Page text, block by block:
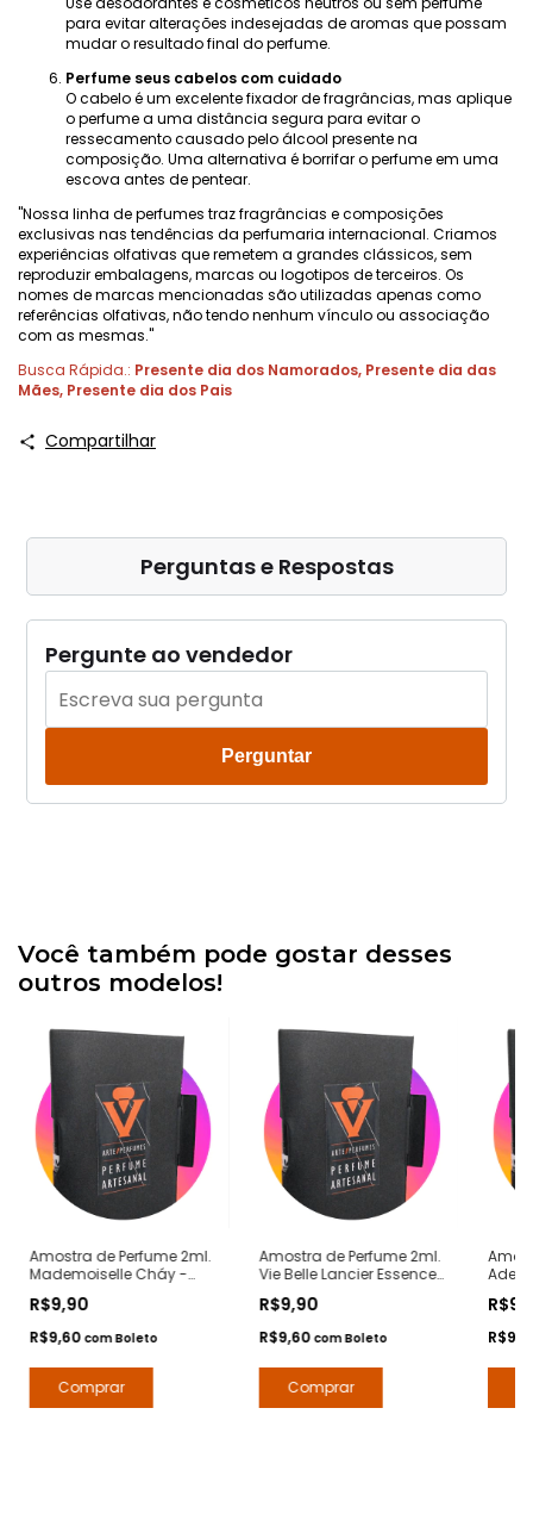
para evitar alterações indesejadas de aromas que possam
mudar o resultado final do perfume.
Perfume seus cabelos com cuidado
O cabelo é um excelente fixador de fragrâncias, mas aplique
o perfume a uma distância segura para evitar o
ressecamento causado pelo álcool presente na
composição. Uma alternativa é borrifar o perfume em uma
escova antes de pentear.
"Nossa linha de perfumes traz fragrâncias e composições
exclusivas nas tendências da perfumaria internacional. Criamos
experiências olfativas que remetem a grandes clássicos, sem
reproduzir embalagens, marcas ou logotipos de terceiros. Os
nomes de marcas mencionadas são utilizadas apenas como
referências olfativas, não tendo nenhum vínculo ou associação
com as mesmas."
Busca Rápida.: Presente dia dos Namorados, Presente dia das
Mães, Presente dia dos Pais
Compartilhar
Perguntas e Respostas
Pergunte ao vendedor
Perguntar
Você também pode gostar desses
outros modelos!
Amostra de Perfume 2ml.
Mademoiselle Cháy -
Mademoiselle Chanel -
Contratipos Premium -
Arte 1 Perfumes
R$9,90
R$9,60 comBoleto
Amostra de Perfume 2ml.
Vie Belle Lancier Essence
Lancome - Contratipos
Premium - Arte 1 Perfumes
R$9,90
R$9,60 comBoleto